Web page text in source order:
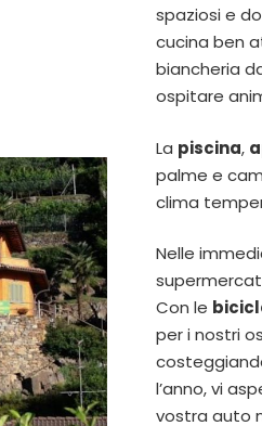
spaziosi e
cucina ben
biancheria
ospitare
La piscina,
palme e
clima
Nelle
Con le
per i nostri
l’anno, vi
vostra auto